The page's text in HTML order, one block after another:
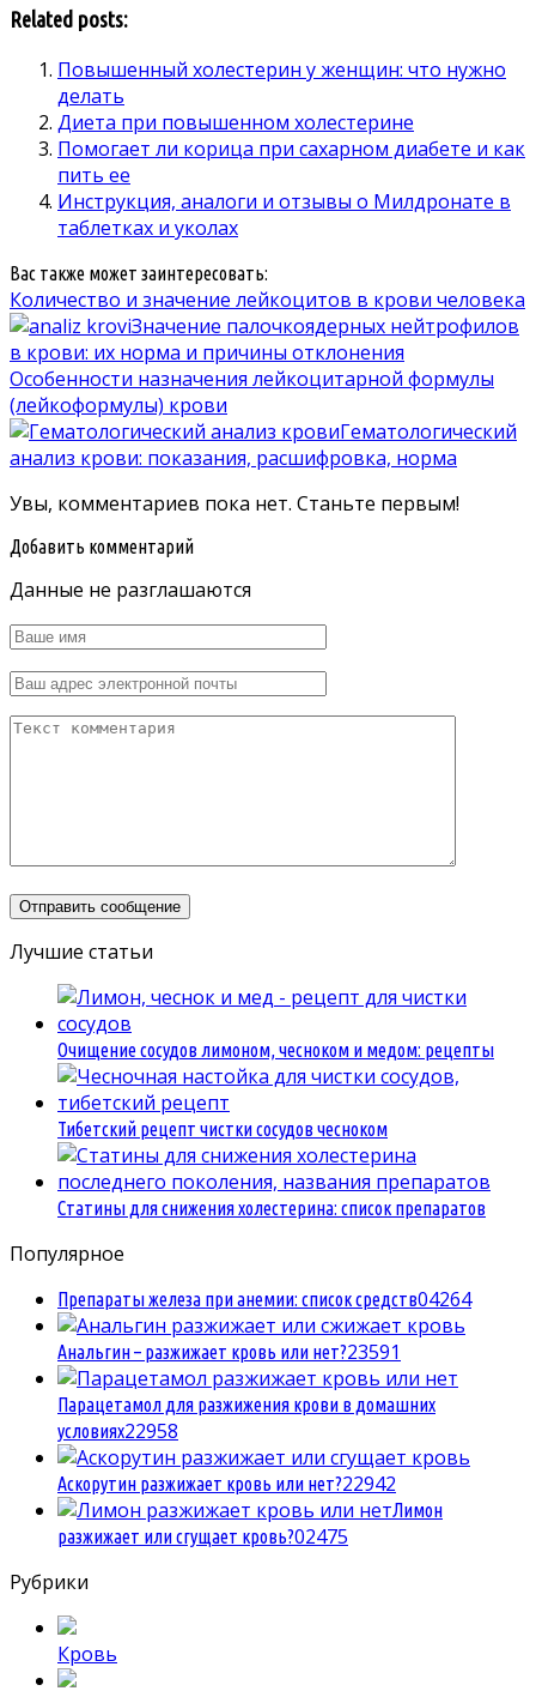
Related posts:
Повышенный холестерин у женщин: что нужно
делать
Диета при повышенном холестерине
Помогает ли корица при сахарном диабете и как
пить ее
Инструкция, аналоги и отзывы о Милдронате в
таблетках и уколах
Вас также может заинтересовать:
Количество и значение лейкоцитов в крови человека
Значение палочкоядерных нейтрофилов
в крови: их норма и причины отклонения
Особенности назначения лейкоцитарной формулы
(лейкоформулы) крови
Гематологический
анализ крови: показания, расшифровка, норма
Увы, комментариев пока нет. Станьте первым!
Добавить комментарий
Данные не разглашаются
Лучшие статьи
Очищение сосудов лимоном, чесноком и медом: рецепты
Тибетский рецепт чистки сосудов чесноком
Статины для снижения холестерина: список препаратов
Популярное
Препараты железа при анемии: список средств04264
Анальгин – разжижает кровь или нет?23591
Парацетамол для разжижения крови в домашних
условиях22958
Аскорутин разжижает кровь или нет?22942
Лимон
разжижает или сгущает кровь?02475
Рубрики
Кровь